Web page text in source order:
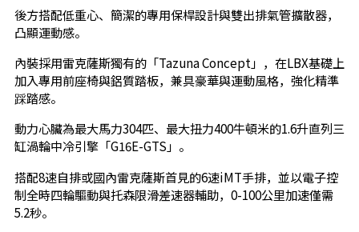
後方搭配低重心、簡潔的專用保桿設計與雙出排氣管擴散器，
凸顯運動感。
內裝採用雷克薩斯獨有的「Tazuna Concept」，在LBX基礎上
加入專用前座椅與鋁質踏板，兼具豪華與運動風格，強化精準
踩踏感。
動力心臟為最大馬力304匹、最大扭力400牛頓米的1.6升直列三
缸渦輪中冷引擎「G16E-GTS」。
搭配8速自排或國內雷克薩斯首見的6速iMT手排，並以電子控
制全時四輪驅動與托森限滑差速器輔助，0-100公里加速僅需
5.2秒。